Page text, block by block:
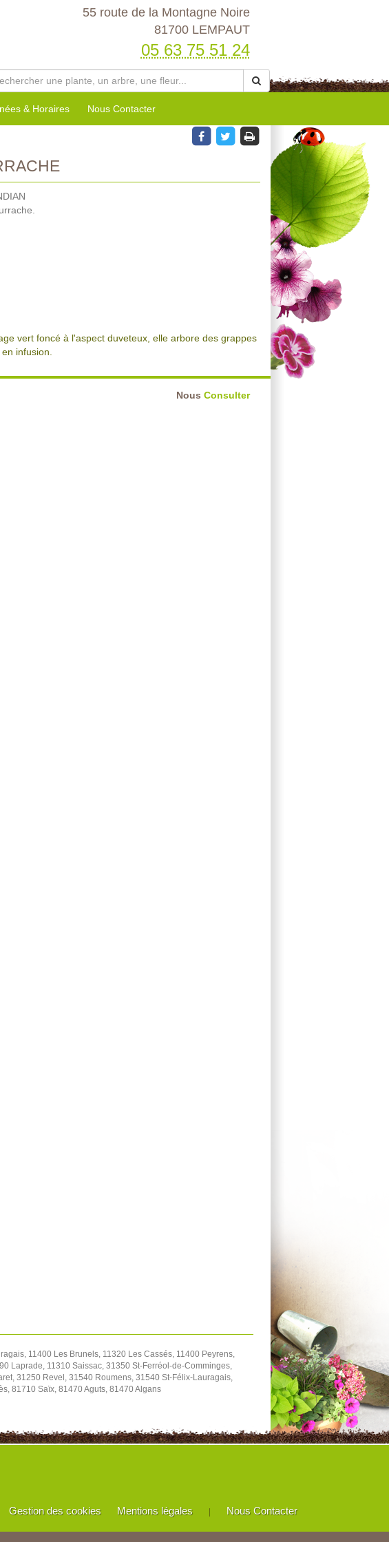
55 route de la Montagne Noire
81700 LEMPAUT
05 63 75 51 24
& Horaires Nous Contacter
vert foncé à l'aspect duveteux, elle arbore des grappes
infusion.
Nous Consulter
11400 Les Brunels, 11320 Les Cassés, 11400 Peyrens,
Laprade, 11310 Saissac, 31350 St-Ferréol-de-Comminges,
31250 Revel, 31540 Roumens, 31540 St-Félix-Lauragais,
81710 Saïx, 81470 Aguts, 81470 Algans
Gestion des cookies Mentions légales | Nous Contacter